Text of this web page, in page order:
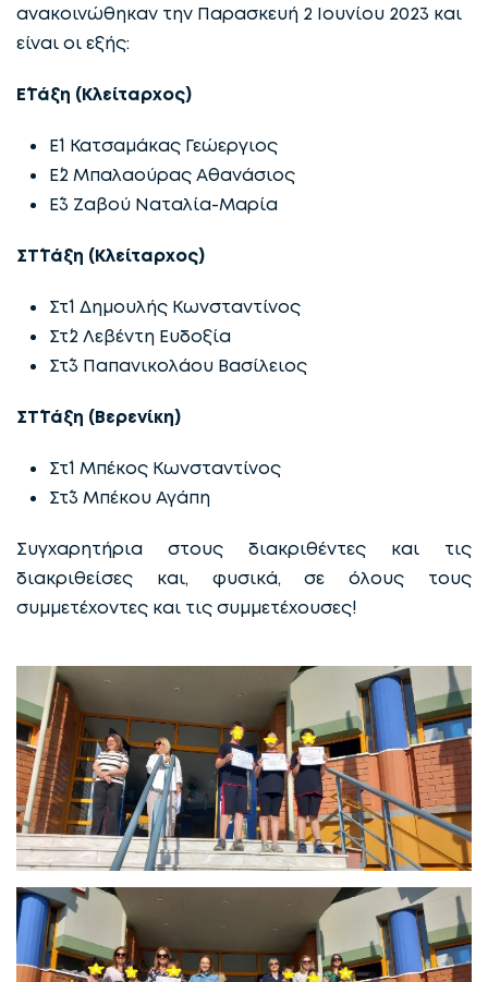
ανακοινώθηκαν την Παρασκευή 2 Ιουνίου 2023 και
είναι οι εξής:
Ε΄Τάξη (Κλείταρχος)
Ε΄1 Κατσαμάκας Γεώεργιος
Ε΄2 Μπαλαούρας Αθανάσιος
Ε΄3 Ζαβού Ναταλία-Μαρία
ΣΤ΄Τάξη (Κλείταρχος)
Στ΄1 Δημουλής Κωνσταντίνος
Στ΄2 Λεβέντη Ευδοξία
Στ΄3 Παπανικολάου Βασίλειος
ΣΤ΄Τάξη (Βερενίκη)
Στ΄1 Μπέκος Κωνσταντίνος
Στ΄3 Μπέκου Αγάπη
Συγχαρητήρια στους διακριθέντες και τις
διακριθείσες και, φυσικά, σε όλους τους
συμμετέχοντες και τις συμμετέχουσες!